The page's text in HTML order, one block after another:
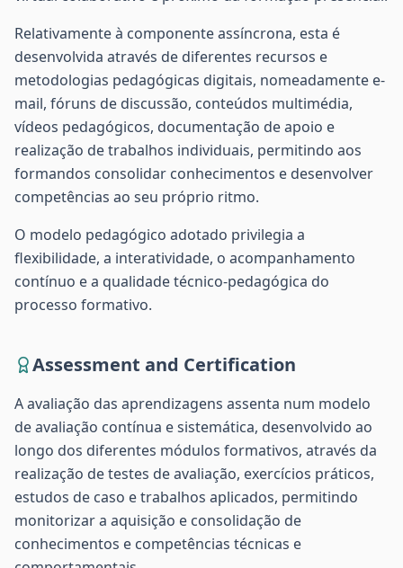
Relativamente à componente assíncrona, esta é
desenvolvida através de diferentes recursos e
metodologias pedagógicas digitais, nomeadamente e-
mail, fóruns de discussão, conteúdos multimédia,
vídeos pedagógicos, documentação de apoio e
realização de trabalhos individuais, permitindo aos
formandos consolidar conhecimentos e desenvolver
competências ao seu próprio ritmo.
O modelo pedagógico adotado privilegia a
flexibilidade, a interatividade, o acompanhamento
contínuo e a qualidade técnico-pedagógica do
processo formativo.
Assessment and Certification
A avaliação das aprendizagens assenta num modelo
de avaliação contínua e sistemática, desenvolvido ao
longo dos diferentes módulos formativos, através da
realização de testes de avaliação, exercícios práticos,
estudos de caso e trabalhos aplicados, permitindo
monitorizar a aquisição e consolidação de
conhecimentos e competências técnicas e